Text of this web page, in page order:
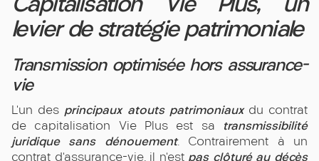
levier de stratégie patrimoniale
Transmission optimisée hors assurance-
vie
L’un des principaux atouts patrimoniauxdu contrat
de capitalisation Vie Plus est sa transmissibilité
juridique sans dénouement. Contrairement à un
contrat d’assurance-vie, il n’est pas clôturé au décès